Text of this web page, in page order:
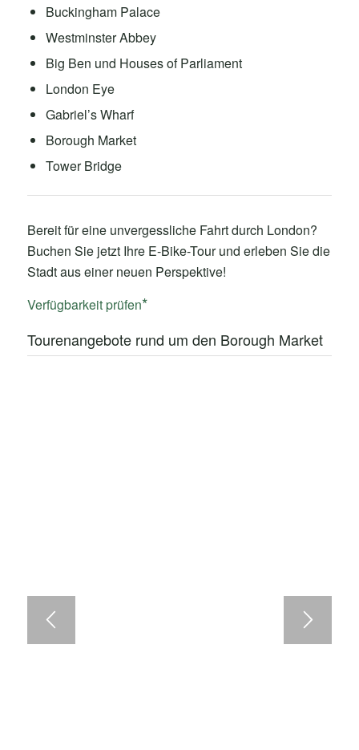
Buckingham Palace
Westminster Abbey
Big Ben und Houses of Parliament
London Eye
Gabriel’s Wharf
Borough Market
Tower Bridge
Bereit für eine unvergessliche Fahrt durch London?
Buchen Sie jetzt Ihre E-Bike-Tour und erleben Sie die
Stadt aus einer neuen Perspektive!
Verfügbarkeit prüfen
Tourenangebote rund um den Borough Market